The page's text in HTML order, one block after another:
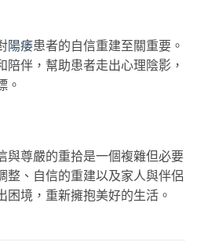
陽痿患者的自信重建至關重要。
伴，幫助患者走出心理陰影，
。
與尊嚴的重拾是一個複雜但必要
整、自信的重建以及家人與伴侶
困境，重新擁抱美好的生活。